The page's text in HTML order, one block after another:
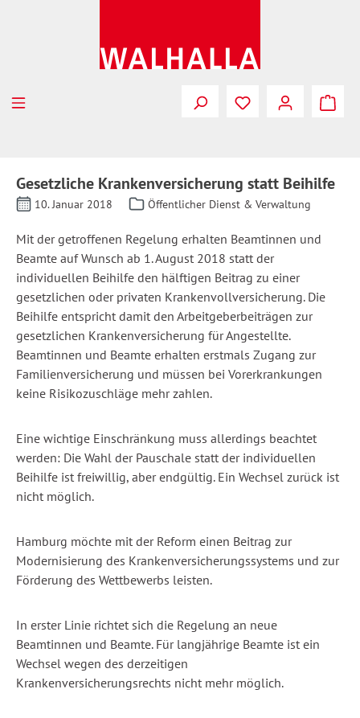
Gesetzliche Krankenversicherung statt Beihilfe
10. Januar 2018 Öffentlicher Dienst & Verwaltung
Mit der getroffenen Regelung erhalten Beamtinnen und
Beamte auf Wunsch ab 1. August 2018 statt der
individuellen Beihilfe den hälftigen Beitrag zu einer
gesetzlichen oder privaten Krankenvollversicherung. Die
Beihilfe entspricht damit den Arbeitgeberbeiträgen zur
gesetzlichen Krankenversicherung für Angestellte.
Beamtinnen und Beamte erhalten erstmals Zugang zur
Familienversicherung und müssen bei Vorerkrankungen
keine Risikozuschläge mehr zahlen.
Eine wichtige Einschränkung muss allerdings beachtet
werden: Die Wahl der Pauschale statt der individuellen
Beihilfe ist freiwillig, aber endgültig. Ein Wechsel zurück ist
nicht möglich.
Hamburg möchte mit der Reform einen Beitrag zur
Modernisierung des Krankenversicherungssystems und zur
Förderung des Wettbewerbs leisten.
In erster Linie richtet sich die Regelung an neue
Beamtinnen und Beamte. Für langjährige Beamte ist ein
Wechsel wegen des derzeitigen
Krankenversicherungsrechts nicht mehr möglich.